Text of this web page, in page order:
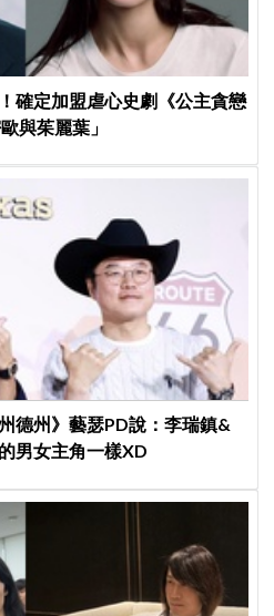
確定加盟虐心史劇《公主貪戀
與茱麗葉」
德州》藝瑟PD說：李瑞鎮&
男女主角一樣XD